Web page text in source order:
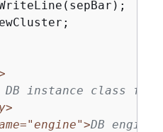
DB instance class
DB